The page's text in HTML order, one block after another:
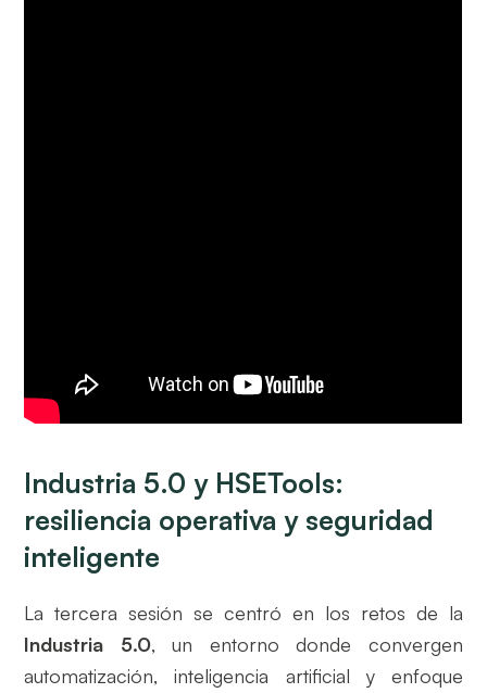
Industria 5.0 y HSETools:
resiliencia operativa y seguridad
inteligente
La tercera sesión se centró en los retos de la
Industria 5.0, un entorno donde convergen
automatización, inteligencia artificial y enfoque